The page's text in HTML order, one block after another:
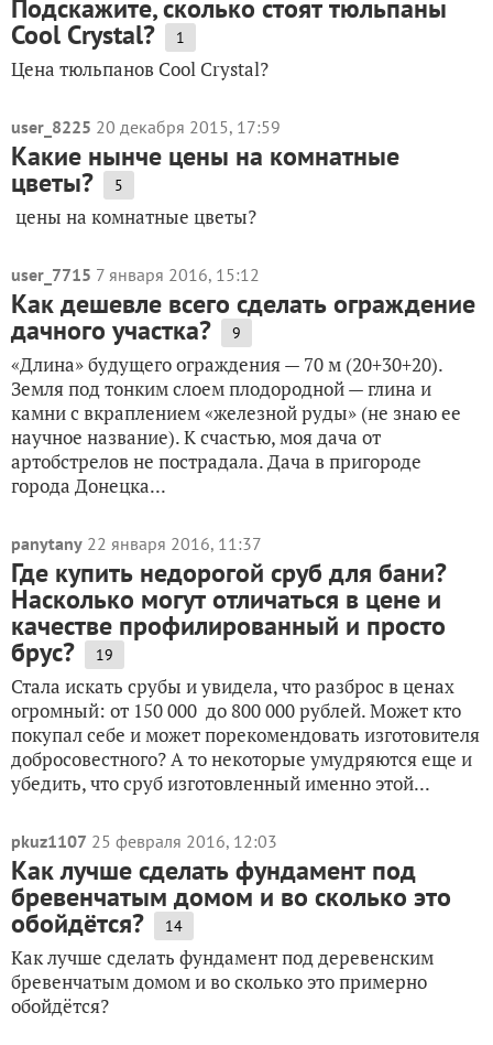
Подскажите, сколько стоят тюльпаны
Cool Crystal? 1
Цена тюльпанов Cool Crystal?
user_8225 20 декабря 2015, 17:59
Какие нынче цены на комнатные
цветы? 5
цены на комнатные цветы?
user_7715 7 января 2016, 15:12
Как дешевле всего сделать ограждение
дачного участка? 9
«Длина» будущего ограждения — 70 м (20+30+20).
Земля под тонким слоем плодородной — глина и
камни с вкраплением «железной руды» (не знаю ее
научное название). К счастью, моя дача от
артобстрелов не пострадала. Дача в пригороде
города Донецка...
panytany 22 января 2016, 11:37
Где купить недорогой сруб для бани?
Насколько могут отличаться в цене и
качестве профилированный и просто
брус? 19
Стала искать срубы и увидела, что разброс в ценах
огромный: от 150 000 до 800 000 рублей. Может кто
покупал себе и может порекомендовать изготовителя
добросовестного? А то некоторые умудряются еще и
убедить, что сруб изготовленный именно этой...
pkuz1107 25 февраля 2016, 12:03
Как лучше сделать фундамент под
бревенчатым домом и во сколько это
обойдётся? 14
Как лучше сделать фундамент под деревенским
бревенчатым домом и во сколько это примерно
обойдётся?